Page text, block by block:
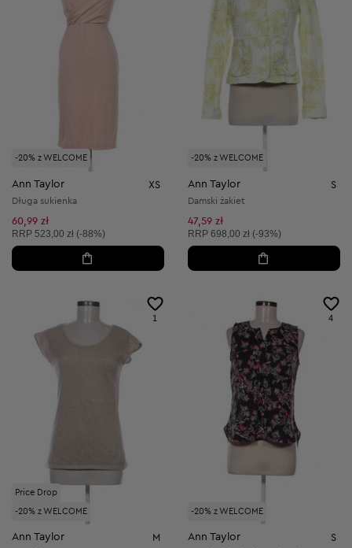
-20% z WELCOME
Ann Taylor XS
Długa sukienka
60,99 zł
Cena sugerowana:
RRP 523,00 zł (-88%)
-20% z WELCOME
Ann Taylor S
Damski żakiet
47,59 zł
Cena sugerowana:
RRP 698,00 zł (-93%)
Price Drop
-20% z WELCOME
1
Ann Taylor M
-20% z WELCOME
4
Ann Taylor S